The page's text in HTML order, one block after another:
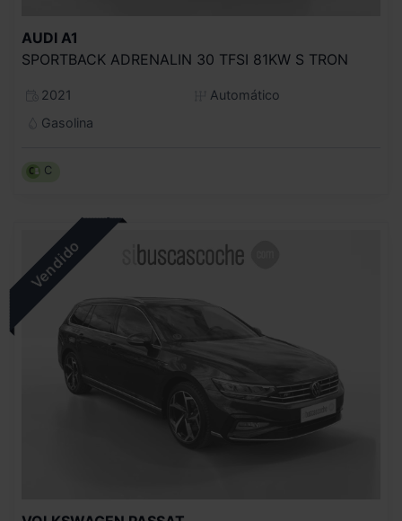
AUDI A1
SPORTBACK ADRENALIN 30 TFSI 81KW S TRON
2021
Automático
Gasolina
C